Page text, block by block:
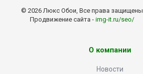
© 2026 Люкс Обои, Все права защищены
Продвижение сайта - img-it.ru/seo/
О компании
Новости